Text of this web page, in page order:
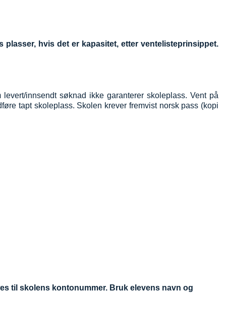
plasser, hvis det er kapasitet, etter ventelisteprinsippet.
levert/innsendt søknad ikke garanterer skoleplass.Vent på
tapt skoleplass. Skolen krever fremvist norsk pass (kopi
til skolens kontonummer. Bruk elevens navn og